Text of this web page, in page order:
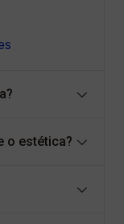
o estética?